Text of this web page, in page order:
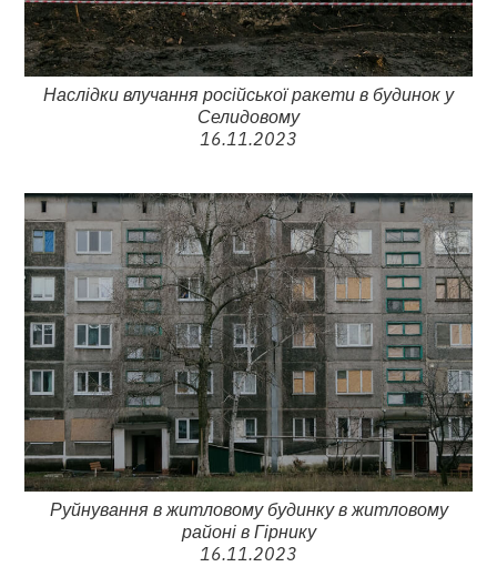
Наслідки влучання російської ракети в будинок у
Селидовому
16.11.2023
Руйнування в житловому будинку в житловому
районі в Гірнику
16.11.2023